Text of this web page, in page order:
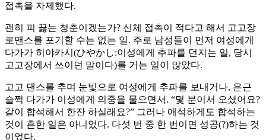
접촉을 자제했다.
괜히 피 끓는 청춘이겠는가? 신체 접촉이 적다고 해서 고고장
로맨스를 포기할 수는 없는 일. 주로 남성들이 먼저 여성에게
다가가 히야카시(ひやかし:이성에게 추파를 던지는 일, 당시
고고장에서 쓰이던 말이다)를 거는 일이 많았다.
고고 댄스를 추며 눈빛으로 여성에게 추파를 보내거나, 은근
슬쩍 다가가 이성에게 의중을 물으면서. “몇 분이서 오셨어요?
같이 합석해서 한잔 하실래요?” 그러나 애석하게도 합석하는
것이 흔한 일은 아니었다. 다섯 번 중 한 번이면 성공(?)하는 것
이었다.